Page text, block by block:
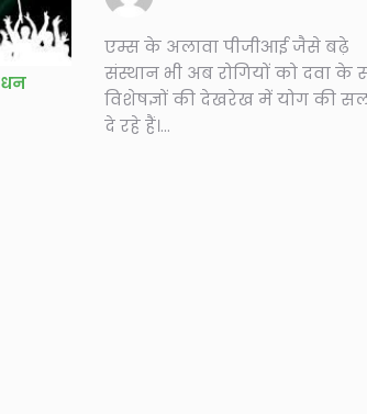
एम्स के अलावा पीजीआई जैसे बढ़े
संस्थान भी अब रोगियों को दवा के
विशेषज्ञों की देखरेख में योग की
दे रहे हैं।...